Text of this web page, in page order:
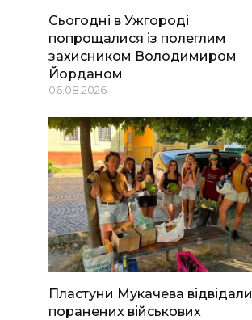
Сьогодні в Ужгороді
попрощалися із полеглим
захисником Володимиром
Йорданом
06.08.2026
Пластуни Мукачева відвідали
поранених військових